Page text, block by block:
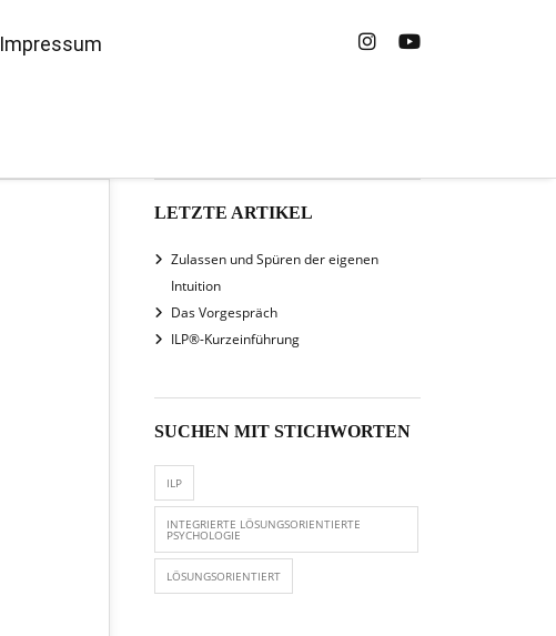
Impressum
LETZTE ARTIKEL
Zulassen und Spüren der eigenen
Intuition
Das Vorgespräch
ILP®-Kurzeinführung
SUCHEN MIT STICHWORTEN
ILP
INTEGRIERTE LÖSUNGSORIENTIERTE
PSYCHOLOGIE
LÖSUNGSORIENTIERT